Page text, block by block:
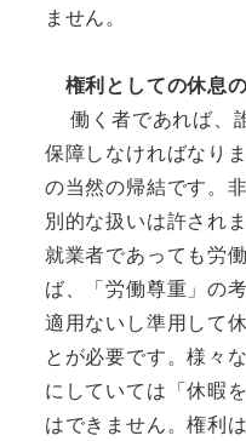
ません。
権利としての休息
働く者であれば、
保障しなければなり
の当然の帰結です。
別的な扱いは許され
就業者であっても労
ば、「労働尊重」の
適用ないし準用して
とが必要です。様々
にしていては「休暇
はできません。権利